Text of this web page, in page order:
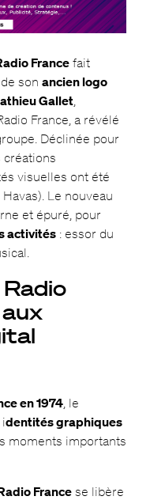
Francefait
son ancien logo
Gallet,
France, a révélé
Déclinée pour
créations
visuelles ont été
Le nouveau
et épuré, pour
activités: essor du
en 1974, le
dentités graphiques
moments importants
Francese libère